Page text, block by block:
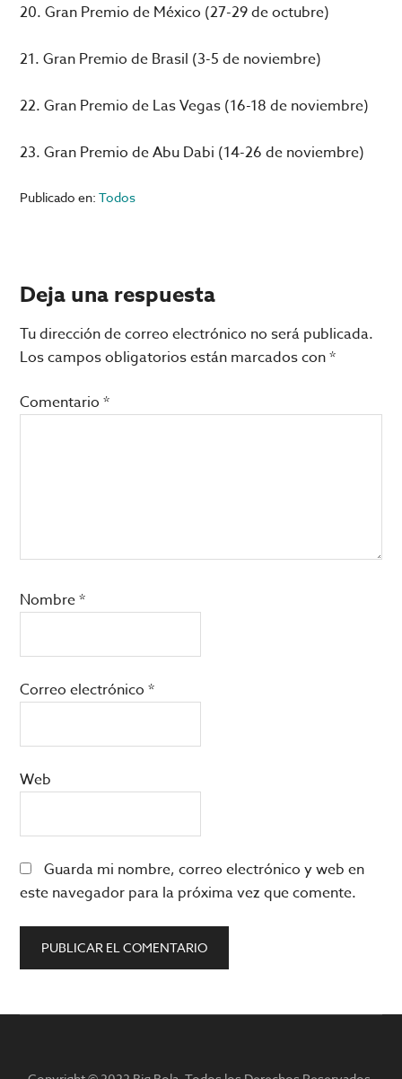
20. Gran Premio de México (27-29 de octubre)
21. Gran Premio de Brasil (3-5 de noviembre)
22. Gran Premio de Las Vegas (16-18 de noviembre)
23. Gran Premio de Abu Dabi (14-26 de noviembre)
Publicado en:Todos
Interacciones
con
los
lectores
Deja una respuesta
Tu dirección de correo electrónico no será publicada.
Los campos obligatorios están marcados con*
Comentario*
Nombre*
Correo electrónico*
Web
Guarda mi nombre, correo electrónico y web en
este navegador para la próxima vez que comente.